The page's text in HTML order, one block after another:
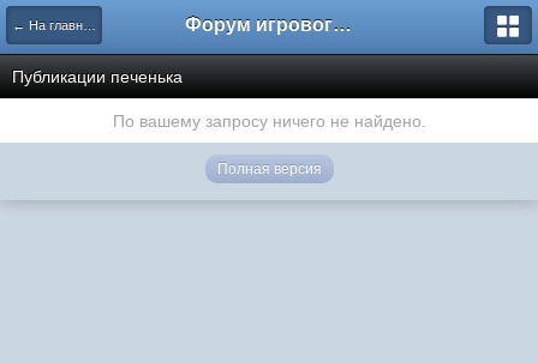
← На главную Форум игрового проекта Riverrise
Публикации печенька
По вашему запросу ничего не найдено.
Полная версия